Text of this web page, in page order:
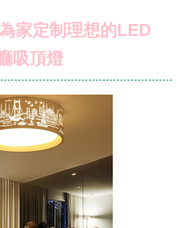
家定制理想的LED
吸頂燈